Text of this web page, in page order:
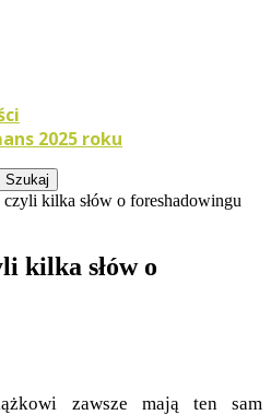
2025 roku
Szukaj
kilka słów o foreshadowingu
kilka słów o
zawsze mają ten sam